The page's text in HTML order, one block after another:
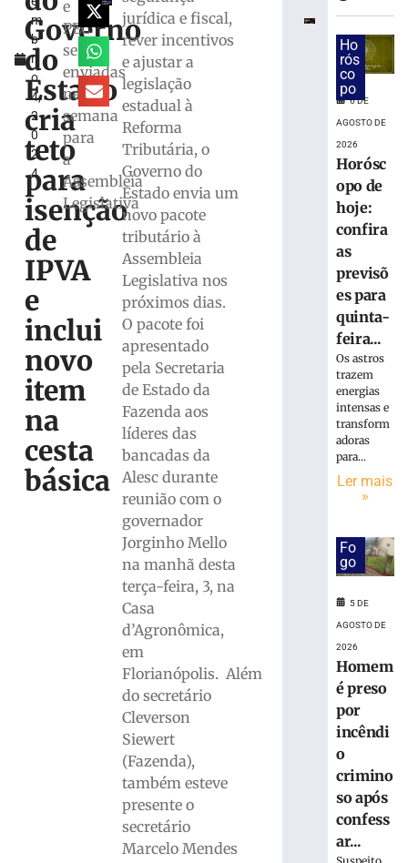
m
b
r
o
4,
2
0
2
4
Governo
do
Estado
cria
teto
para
isenção
de
IPVA
e
inclui
novo
item
na
cesta
básica
e
PEC
serão
enviadas
nesta
semana
para
a
Assembleia
Legislativa
jurídica e fiscal,
rever incentivos
e ajustar a
legislação
estadual à
Reforma
Tributária, o
Governo do
Estado envia um
novo pacote
tributário à
Assembleia
Legislativa nos
próximos dias.
O pacote foi
apresentado
pela Secretaria
de Estado da
Fazenda aos
líderes das
bancadas da
Alesc durante
reunião com o
governador
Jorginho Mello
na manhã desta
terça-feira, 3, na
Casa
d’Agronômica,
em
Florianópolis. Além
do secretário
Cleverson
Siewert
(Fazenda),
também esteve
presente o
secretário
Marcelo Mendes
inaugura
nova
anuncia
show
Equipe
Força
Ação
Brusque
agosto
mais
Banco
condenado
segurança
após
falso
policial
induzir
idosa
empréstimo
agosto
mais
Ho
rós
co
po
6 DE
AGOSTO DE
2026
Horósc
opo de
hoje:
confira
as
previsõ
es para
quinta-
feira...
Os astros
trazem
energias
intensas e
transform
adoras
para...
Ler mais
»
Fo
go
5 DE
AGOSTO DE
2026
Homem
é preso
por
incêndi
o
crimino
so após
confess
ar...